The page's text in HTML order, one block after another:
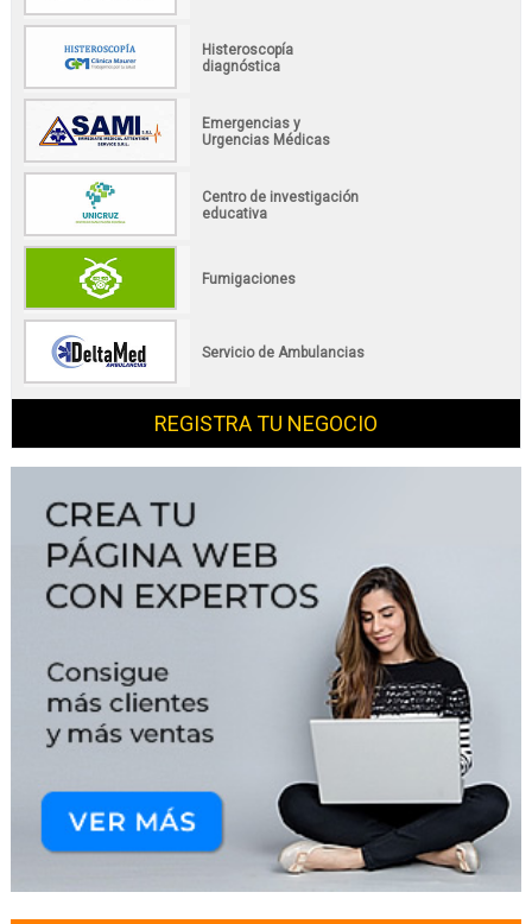
Histeroscopía
diagnóstica
Emergencias y
Urgencias Médicas
Centro de investigación
educativa
Fumigaciones
Servicio de Ambulancias
REGISTRA TU NEGOCIO